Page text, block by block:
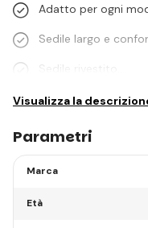
Adatto per ogni
Sedile largo e
Sedile rivestito…
Visualizza la
Parametri
Marca
Età